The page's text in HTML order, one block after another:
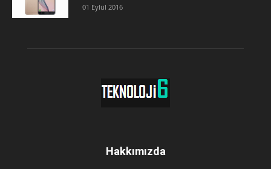
01 Eylül 2016
Hakkımızda